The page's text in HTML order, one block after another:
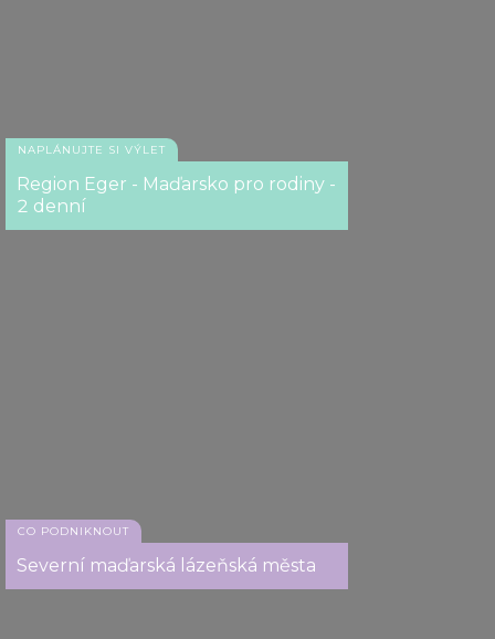
NAPLÁNUJTE SI VÝLET
Region Eger - Maďarsko pro rodiny -
2 denní
CO PODNIKNOUT
Severní maďarská lázeňská města